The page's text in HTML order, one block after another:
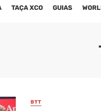
TAÇA XCO GUIAS
BTT